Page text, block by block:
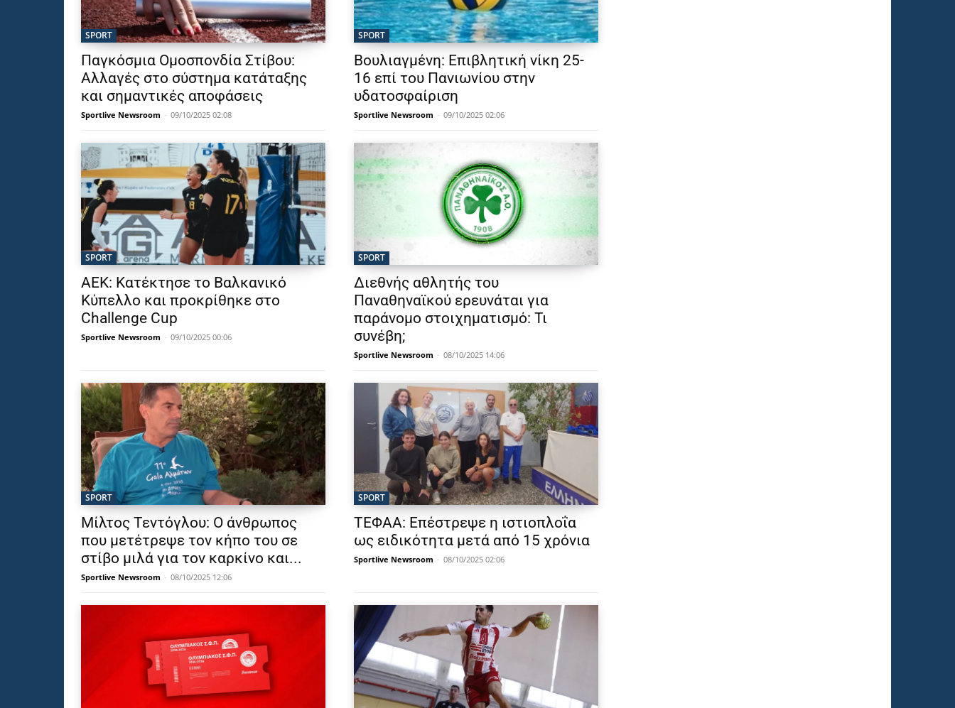
SPORT
Παγκόσμια Ομοσπονδία Στίβου:
Αλλαγές στο σύστημα κατάταξης
και σημαντικές αποφάσεις
Sportlive Newsroom - 09/10/2025 02:08
SPORT
Βουλιαγμένη: Επιβλητική νίκη 25-
16 επί του Πανιωνίου στην
υδατοσφαίριση
Sportlive Newsroom - 09/10/2025 02:06
SPORT
ΑΕΚ: Κατέκτησε το Βαλκανικό
Κύπελλο και προκρίθηκε στο
Challenge Cup
Sportlive Newsroom - 09/10/2025 00:06
SPORT
Διεθνής αθλητής του
Παναθηναϊκού ερευνάται για
παράνομο στοιχηματισμό: Τι
συνέβη;
Sportlive Newsroom - 08/10/2025 14:06
SPORT
Μίλτος Τεντόγλου: Ο άνθρωπος
που μετέτρεψε τον κήπο του σε
στίβο μιλά για τον καρκίνο και...
Sportlive Newsroom - 08/10/2025 12:06
SPORT
ΤΕΦΑΑ: Επέστρεψε η ιστιοπλοΐα
ως ειδικότητα μετά από 15 χρόνια
Sportlive Newsroom - 08/10/2025 02:06